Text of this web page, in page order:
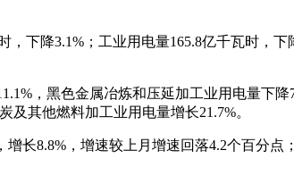
下降3.1%；工业用电量165.8亿千瓦时，下
，黑色金属冶炼和压延加工业用电量下降
其他燃料加工业用电量增长21.7%。
长8.8%，增速较上月增速回落4.2个百分点